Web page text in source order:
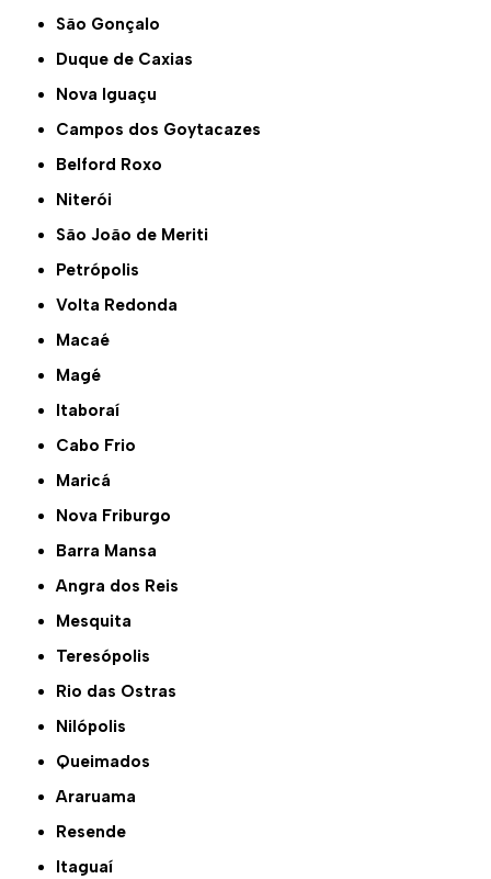
São Gonçalo
Duque de Caxias
Nova Iguaçu
Campos dos Goytacazes
Belford Roxo
Niterói
São João de Meriti
Petrópolis
Volta Redonda
Macaé
Magé
Itaboraí
Cabo Frio
Maricá
Nova Friburgo
Barra Mansa
Angra dos Reis
Mesquita
Teresópolis
Rio das Ostras
Nilópolis
Queimados
Araruama
Resende
Itaguaí